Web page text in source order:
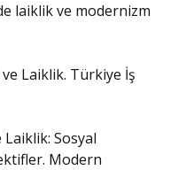
laiklik ve modernizm
Laiklik. Türkiye İş
Sosyal
Modern